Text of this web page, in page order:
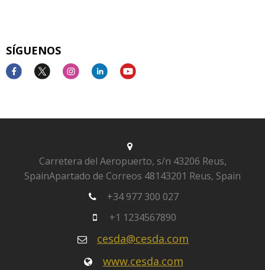
SÍGUENOS
Carretera del Aeropuerto, s/n 43206 Reus,
SpainApartado de Correos 48143201 Reus, Spain
+34 977 300 027
+1 1234567890
cesda@cesda.com
www.cesda.com